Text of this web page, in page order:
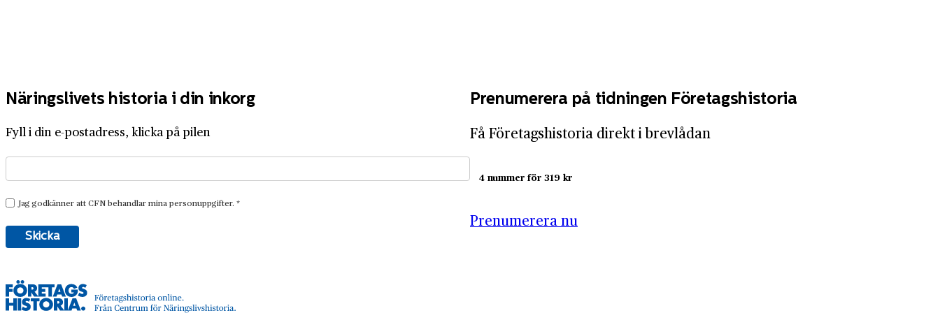
Näringslivets historia i din inkorg
Fyll i din e-postadress, klicka på pilen
Prenumerera på tidningen Företagshistoria
Få Företagshistoria direkt i brevlådan
4 nummer för 319 kr
Prenumerera nu